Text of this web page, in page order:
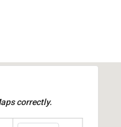
correctly.